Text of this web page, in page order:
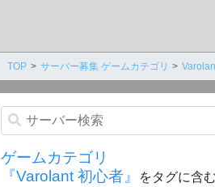
TOP サーバー募集 ゲームカテゴリ
ゲームカテゴリ
『Varolant 初心者』
をタグに含